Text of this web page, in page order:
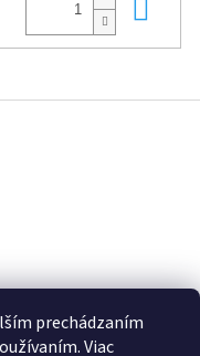
prechádzaním
Viac